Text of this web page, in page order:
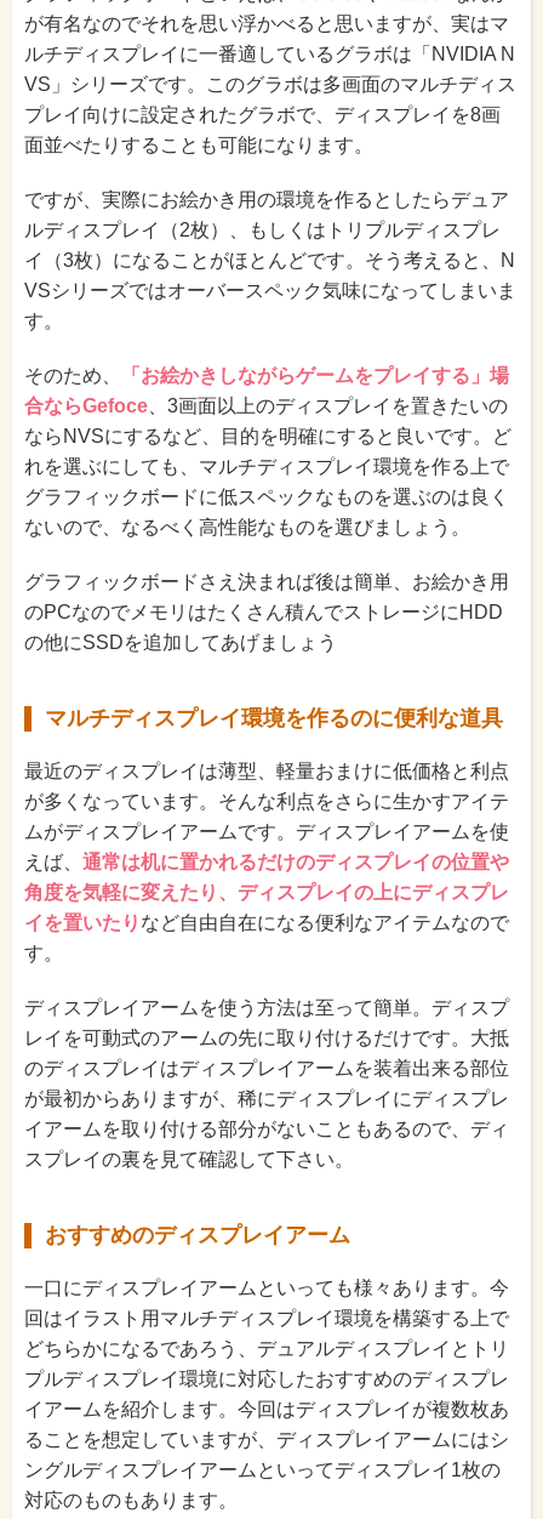
が有名なのでそれを思い浮かべると思いますが、実はマ
ルチディスプレイに一番適しているグラボは「NVIDIA N
VS」シリーズです。このグラボは多画面のマルチディス
プレイ向けに設定されたグラボで、ディスプレイを8画
面並べたりすることも可能になります。
ですが、実際にお絵かき用の環境を作るとしたらデュア
ルディスプレイ（2枚）、もしくはトリプルディスプレ
イ（3枚）になることがほとんどです。そう考えると、N
VSシリーズではオーバースペック気味になってしまいま
す。
そのため、
「お絵かきしながらゲームをプレイする」場
合ならGefoce 、3画面以上のディスプレイを置きたいの
ならNVSにするなど、目的を明確にすると良いです。ど
れを選ぶにしても、マルチディスプレイ環境を作る上で
グラフィックボードに低スペックなものを選ぶのは良く
ないので、なるべく高性能なものを選びましょう。
グラフィックボードさえ決まれば後は簡単、お絵かき用
のPCなのでメモリはたくさん積んでストレージにHDD
の他にSSDを追加してあげましょう
マルチディスプレイ環境を作るのに便利な道具
最近のディスプレイは薄型、軽量おまけに低価格と利点
が多くなっています。そんな利点をさらに生かすアイテ
ムがディスプレイアームです。ディスプレイアームを使
えば、 通常は机に置かれるだけのディスプレイの位置や
角度を気軽に変えたり、ディスプレイの上にディスプレ
イを置いたり など自由自在になる便利なアイテムなので
す。
ディスプレイアームを使う方法は至って簡単。ディスプ
レイを可動式のアームの先に取り付けるだけです。大抵
のディスプレイはディスプレイアームを装着出来る部位
が最初からありますが、稀にディスプレイにディスプレ
イアームを取り付ける部分がないこともあるので、ディ
スプレイの裏を見て確認して下さい。
おすすめのディスプレイアーム
一口にディスプレイアームといっても様々あります。今
回はイラスト用マルチディスプレイ環境を構築する上で
どちらかになるであろう、デュアルディスプレイとトリ
プルディスプレイ環境に対応したおすすめのディスプレ
イアームを紹介します。今回はディスプレイが複数枚あ
ることを想定していますが、ディスプレイアームにはシ
ングルディスプレイアームといってディスプレイ1枚の
対応のものもあります。